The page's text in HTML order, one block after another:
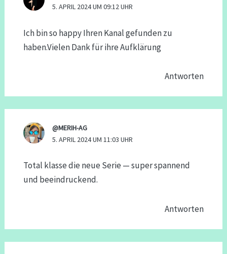
5. APRIL 2024 UM 09:12 UHR
Ich bin so happy Ihren Kanal gefunden zu
haben.Vielen Dank für ihre Aufklärung
Antworten
@MERIH-AG
5. APRIL 2024 UM 11:03 UHR
Total klasse die neue Serie — super spannend
und beeindruckend.
Antworten